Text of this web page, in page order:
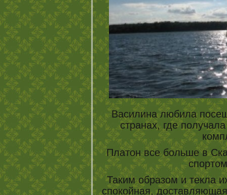
Василина любила
странах, где
Платон все больше в
Таким образом и текла
спокойная,